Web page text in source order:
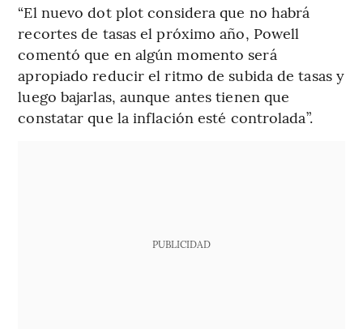
“El nuevo dot plot considera que no habrá
recortes de tasas el próximo año, Powell
comentó que en algún momento será
apropiado reducir el ritmo de subida de tasas y
luego bajarlas, aunque antes tienen que
constatar que la inflación esté controlada”.
PUBLICIDAD